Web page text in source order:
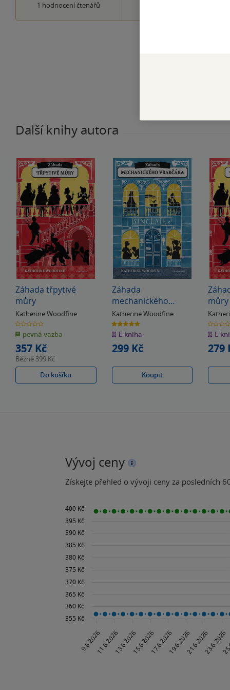
1 hodnocení čtenářů
Další knihy autora
Záhada třpytivé
můry
Katherine Woodfine
0.0
z
5
hvězdiček
pevná vazba
357 Kč
Běžně 399 Kč
Do košíku
Záhada
mechanického
vrabčáka
Katherine Woodfine
5.0
z
5
hvězdiček
E-kniha
299 Kč
Koupit
můry
0.0
z
5 E-
279
Vývoj ceny
Získejte přehled o vývoji ceny za posledních